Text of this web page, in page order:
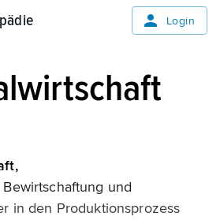
Login
und
in den Produktionsprozess